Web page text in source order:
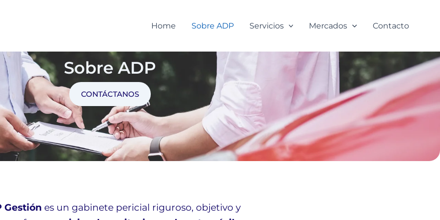
Home Sobre ADP Servicios Mercados Contacto
Sobre ADP
CONTÁCTANOS
Gestión es un gabinete pericial riguroso, objetivo y